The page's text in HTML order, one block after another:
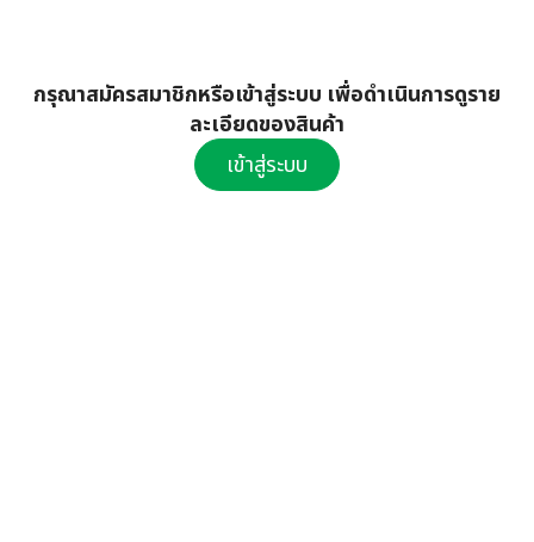
กรุณาสมัครสมาชิกหรือเข้าสู่ระบบ เพื่อดำเนินการดูราย
ละเอียดของสินค้า
เข้าสู่ระบบ